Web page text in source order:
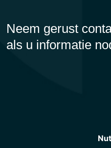
Neem gerust
als u informatie